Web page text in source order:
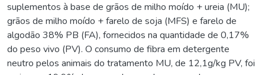
suplementos à base de grãos de milho moído + ureia (MU);
grãos de milho moído + farelo de soja (MFS) e farelo de
algodão 38% PB (FA), fornecidos na quantidade de 0,17%
do peso vivo (PV). O consumo de fibra em detergente
neutro pelos animais do tratamento MU, de 12,1g/kg PV, foi